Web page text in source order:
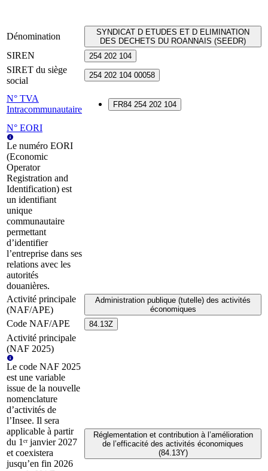
Dénomination
SYNDICAT D ETUDES ET D ELIMINATION
DES DECHETS DU ROANNAIS (SEEDR)
SIREN 254 202 104
SIRET du siège
social
254 202 104 00058
N° TVA
Intracommunautaire
FR84 254 202 104
N° EORI
Le numéro EORI
(Economic
Operator
Registration and
Identification) est
un identifiant
unique
communautaire
permettant
d’identifier
l’entreprise dans ses
relations avec les
autorités
douanières.
Activité principale
(NAF/APE)
Administration publique (tutelle) des activités
économiques
Code NAF/APE 84.13Z
Activité principale
(NAF 2025)
Le code NAF 2025
est une variable
issue de la nouvelle
nomenclature
d’activités de
l’Insee. Il sera
applicable à partir
du 1ᵉʳ janvier 2027
et coexistera
jusqu’en fin 2026
Réglementation et contribution à l’amélioration
de l’efficacité des activités économiques
(84.13Y)